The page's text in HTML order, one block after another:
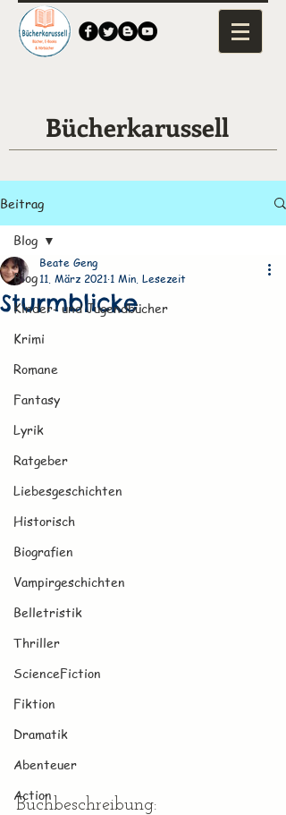
Bücherkarussell
Beitrag
Blog
Kinder- und Jugendbücher
Krimi
Romane
Fantasy
Lyrik
Ratgeber
Liebesgeschichten
Historisch
Biografien
Vampirgeschichten
Belletristik
Thriller
ScienceFiction
Fiktion
Dramatik
Abenteuer
Action
Blog
Sturmblicke
Beate Geng
11. März 2021 1 Min. Lesezeit
Buchbeschreibung: